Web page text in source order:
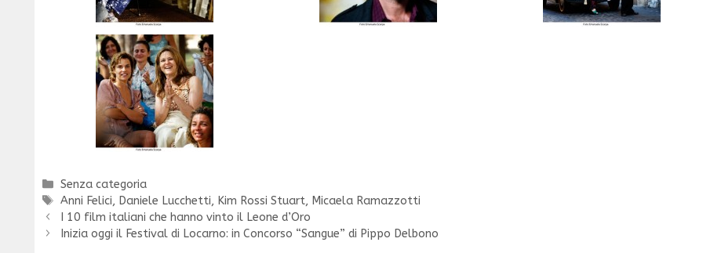
Categorie
Senza categoria
Tag
Anni Felici, Daniele Lucchetti, Kim Rossi Stuart, Micaela Ramazzotti
I 10 film italiani che hanno vinto il Leone d’Oro
Inizia oggi il Festival di Locarno: in Concorso “Sangue” di Pippo Delbono